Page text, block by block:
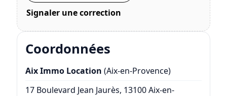
Signaler une correction
Coordonnées
Aix Immo Location (Aix-en-Provence)
17 Boulevard Jean Jaurès, 13100 Aix-en-